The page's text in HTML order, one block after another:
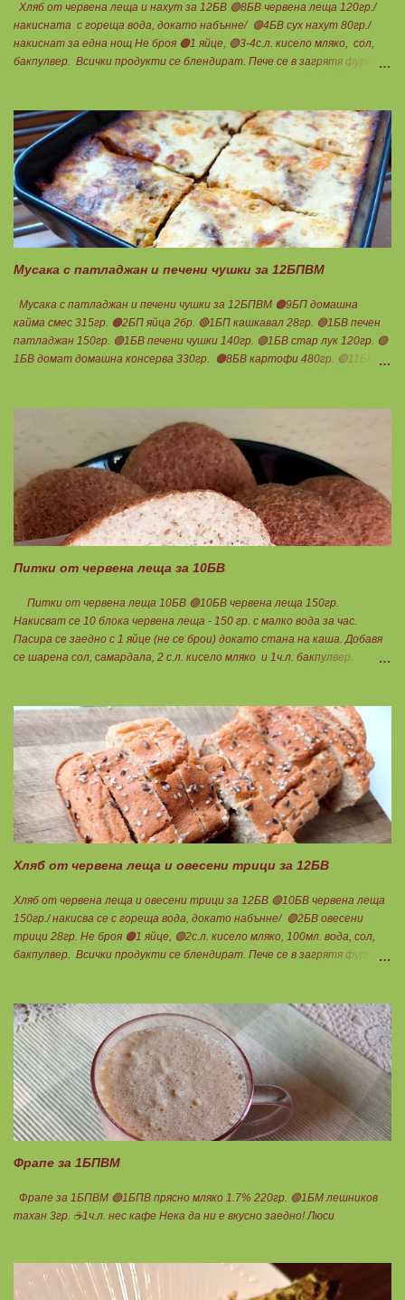
Хляб от червена леща и нахут за 12БВ 🟢8БВ червена леща 120гр./
накисната с гореща вода, докато набънне/ 🟢4БВ сух нахут 80гр./
накиснат за една нощ Не броя 🟠1 яйце, 🟢3-4с.л. кисело мляко, сол,
бакпулвер. Всички продукти се блендират. Пече се в загрятя фурна
Мусака с патладжан и печени чушки за 12БПВМ
Мусака с патладжан и печени чушки за 12БПВМ 🟠9БП домашна
кайма смес 315гр. 🟠2БП яйца 2бр. 🔴1БП кашкавал 28гр. 🟢1БВ печен
патладжан 150гр. 🟢1БВ печени чушки 140гр. 🟢1БВ стар лук 120гр. 🟢
1БВ домат домашна консерва 330гр. 🟠8БВ картофи 480гр. 🟢11БМ
лука и картофите. Всичко останало с3 нарязва и добавя към сместа.
Пече се до готовност. Заливката е от яйца,кашкавал и 150гр. кисело
мляко. Цялото количество можете да разпределите на порции и да
хапвате както предпочитате. Нека да ни е вкусно заедно! Люси
Питки от червена леща за 10БВ
Питки от червена леща 10БВ 🟢10БВ червена леща 150гр.
Накисват се 10 блока червена леща - 150 гр. с малко вода за час.
Пасира се заедно с 1 яйце (не се брои) докато стана на каша. Добавя
се шарена сол, самардала, 2 с.л. кисело мляко и 1ч.л. бакпулвер.
влажни ръце се оформят 10 еднакви топчета. Пече се в добре
загрята фурна на 200 градуса за 35-40 мин. Всяка питка е 1 блок
въглехидрат. Нека да ни е вкусно заедно! Споделено от Петя Чанева
Хляб от червена леща и овесени трици за 12БВ
Хляб от червена леща и овесени трици за 12БВ 🟢10БВ червена леща
150гр./ накисва се с гореща вода, докато набънне/ 🟢2БВ овесени
трици 28гр. Не броя 🟠1 яйце, 🟢2с.л. кисело мляко, 100мл. вода, сол,
бакпулвер. Всички продукти се блендират. Пече се в загрятя фурна
Фрапе за 1БПВМ
Фрапе за 1БПВМ 🟢1БПВ прясно мляко 1.7% 220гр. 🟢1БМ лешников
тахан 3гр. ☕1ч.л. нес кафе Нека да ни е вкусно заедно! Люси